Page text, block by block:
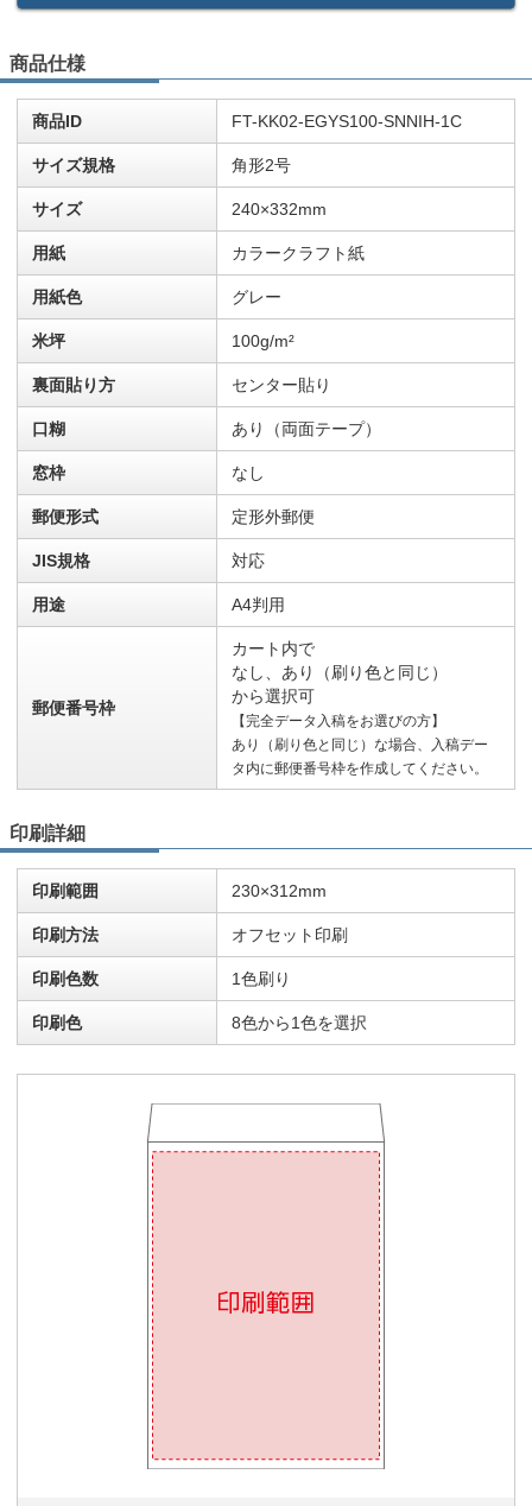
商品仕様
商品ID FT-KK02-EGYS100-SNNIH-1C
サイズ規格 角形2号
サイズ 240×332mm
用紙 カラークラフト紙
用紙色 グレー
米坪 100g/m²
裏面貼り方 センター貼り
口糊 あり（両面テープ）
窓枠 なし
郵便形式 定形外郵便
JIS規格 対応
用途 A4判用
郵便番号枠
カート内で
なし、あり（刷り色と同じ）
から選択可
【完全データ入稿をお選びの方】
あり（刷り色と同じ）な場合、入稿デー
タ内に郵便番号枠を作成してください。
印刷詳細
印刷範囲 230×312mm
印刷方法 オフセット印刷
印刷色数 1色刷り
印刷色 8色から1色を選択